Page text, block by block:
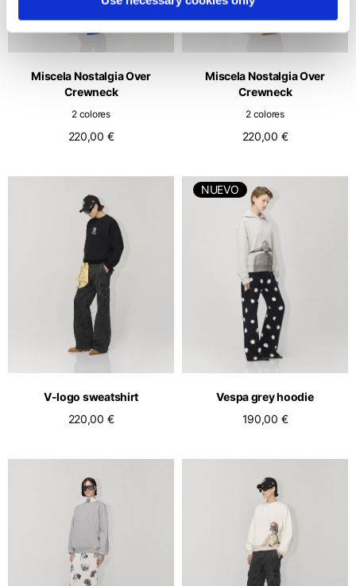
Miscela Nostalgia Over
Crewneck
2 colores
220,00 €
Miscela Nostalgia Over
Crewneck
2 colores
220,00 €
V-logo sweatshirt
220,00 €
NUEVO
Vespa grey hoodie
190,00 €